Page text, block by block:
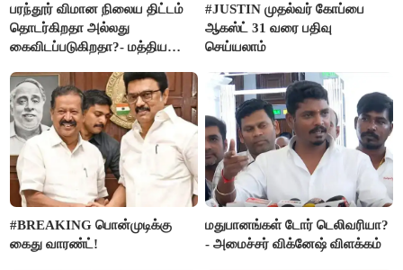
பரந்தூர் விமான நிலைய திட்டம்
தொடர்கிறதா அல்லது
கைவிடப்படுகிறதா?- மத்திய
#JUSTIN முதல்வர் கோப்பை
ஆகஸ்ட் 31 வரை பதிவு
செய்யலாம்
#BREAKING பொன்முடிக்கு
கைது வாரண்ட்!
மதுபானங்கள் டோர் டெலிவரியா?
- அமைச்சர் விக்னேஷ் விளக்கம்